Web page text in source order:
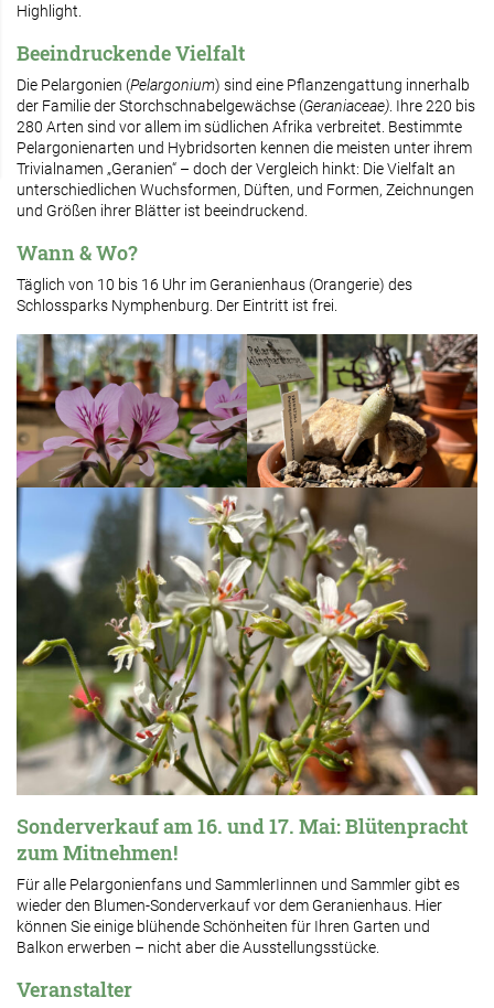
Highlight.
Beeindruckende Vielfalt
Die Pelargonien (Pelargonium) sind eine Pflanzengattung innerhalb
der Familie der Storchschnabelgewächse (Geraniaceae) . Ihre 220 bis
280 Arten sind vor allem im südlichen Afrika verbreitet. Bestimmte
Pelargonienarten und Hybridsorten kennen die meisten unter ihrem
Trivialnamen „Geranien“ – doch der Vergleich hinkt: Die Vielfalt an
unterschiedlichen Wuchsformen, Düften, und Formen, Zeichnungen
und Größen ihrer Blätter ist beeindruckend.
Wann & Wo?
Täglich von 10 bis 16 Uhr im Geranienhaus (Orangerie) des
Schlossparks Nymphenburg. Der Eintritt ist frei.
Sonderverkauf am 16. und 17. Mai: Blütenpracht
zum Mitnehmen!
Für alle Pelargonienfans und SammlerIinnen und Sammler gibt es
wieder den Blumen-Sonderverkauf vor dem Geranienhaus. Hier
können Sie einige blühende Schönheiten für Ihren Garten und
Balkon erwerben – nicht aber die Ausstellungsstücke.
Veranstalter